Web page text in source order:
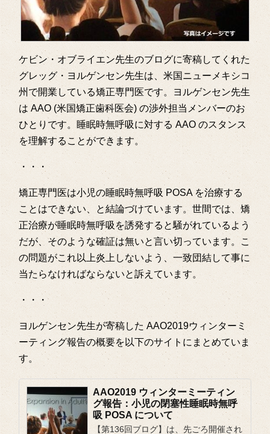
ケビン・オブライエン先生のブログに寄稿してくれた
グレッグ・ヨルゲンセン先生は、米国ニューメキシコ
州で開業している矯正専門医です。ヨルゲンセン先生
は AAO (米国矯正歯科医会) の渉外担当メンバーのお
ひとりです。睡眠時無呼吸に対する AAO のスタンス
を理解することができます。
・・・
矯正専門医は小児の睡眠時無呼吸 POSA を治療する
ことはできない、と結論づけています。世間では、矯
正治療が睡眠時無呼吸を誘発すると騒がれているよう
だが、そのような確証は無いと言い切っています。こ
の問題がこれ以上炎上しないよう、一致団結して事に
当たらなければならないと訴えています。
・・・
ヨルゲンセン先生が寄稿した AAO2019ウィンターミ
ーティング報告の概要を以下のサイトにまとめていま
す。
AAO2019 ウィンターミーティン
グ報告：小児の閉塞性睡眠時無呼
吸 POSA について
【第136回ブログ】は、先ごろ開催され